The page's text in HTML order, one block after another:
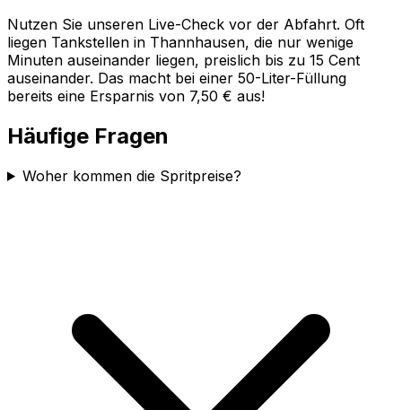
Nutzen Sie unseren Live-Check vor der Abfahrt. Oft
liegen Tankstellen in Thannhausen, die nur wenige
Minuten auseinander liegen, preislich bis zu 15 Cent
auseinander. Das macht bei einer 50-Liter-Füllung
bereits eine Ersparnis von 7,50 € aus!
Häufige Fragen
Woher kommen die Spritpreise?